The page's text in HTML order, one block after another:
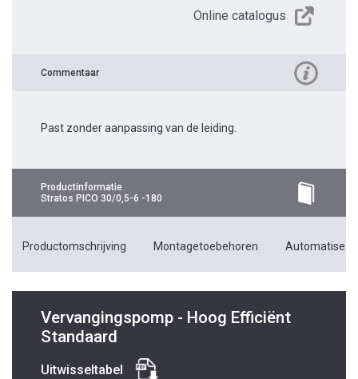
Online catalogus
Commentaar
Past zonder aanpassing van de leiding.
Productinformatie
Stratos PICO 30/0,5-6 -180
Productomschrijving Montagetoebehoren
Vervangingspomp - Hoog Efficiënt
Standaard
Uitwisseltabel